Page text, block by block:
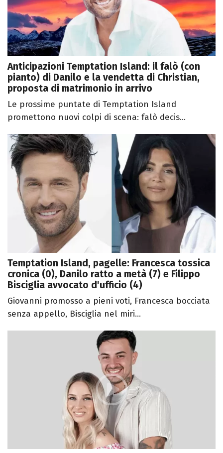
Anticipazioni Temptation Island: il falò (con
pianto) di Danilo e la vendetta di Christian,
proposta di matrimonio in arrivo
Le prossime puntate di Temptation Island
promettono nuovi colpi di scena: falò decis...
Temptation Island, pagelle: Francesca tossica
cronica (0), Danilo ratto a metà (7) e Filippo
Bisciglia avvocato d'ufficio (4)
Giovanni promosso a pieni voti, Francesca bocciata
senza appello, Bisciglia nel miri...